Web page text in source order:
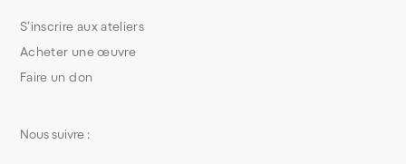
S’inscrire aux ateliers
Acheter une œuvre
Faire un don
Nous suivre :